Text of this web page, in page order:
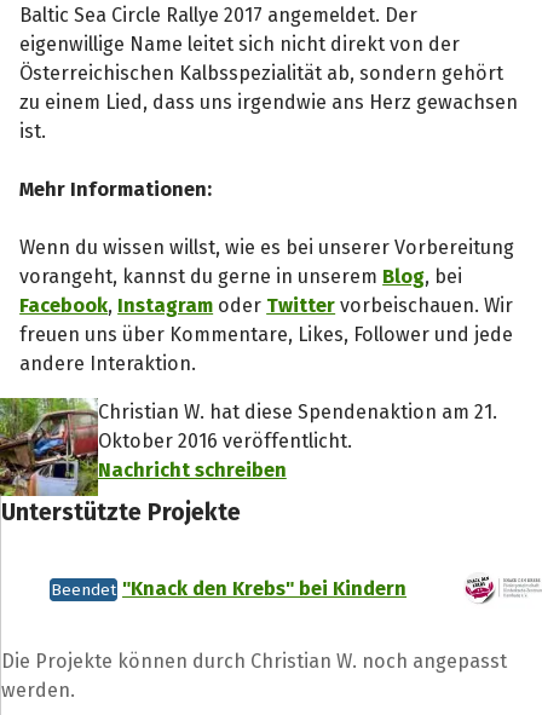
Baltic Sea Circle Rallye 2017 angemeldet. Der
eigenwillige Name leitet sich nicht direkt von der
Österreichischen Kalbsspezialität ab, sondern gehört
zu einem Lied, dass uns irgendwie ans Herz gewachsen
ist.
Mehr Informationen:
Wenn du wissen willst, wie es bei unserer Vorbereitung
vorangeht, kannst du gerne in unserem Blog, bei
Facebook, Instagram oder Twitter vorbeischauen. Wir
freuen uns über Kommentare, Likes, Follower und jede
andere Interaktion.
Christian W. hat diese Spendenaktion am 21.
Oktober 2016 veröffentlicht.
Nachricht schreiben
Unterstützte Projekte
Beendet "Knack den Krebs" bei Kindern
Die Projekte können durch Christian W. noch angepasst
werden.